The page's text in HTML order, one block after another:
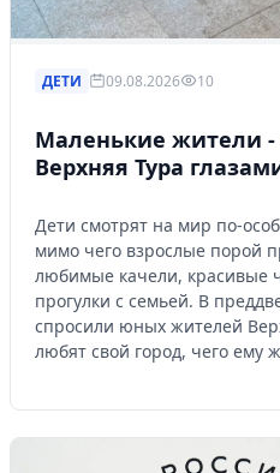
ДЕТИ 09.08.2026 10
Маленькие жители
Верхняя Тура
Дети смотрят на мир по-
мимо чего взрослые порой
любимые качели, красивые
прогулки с семьей. В
спросили юных жителей
любят свой город, чего ему